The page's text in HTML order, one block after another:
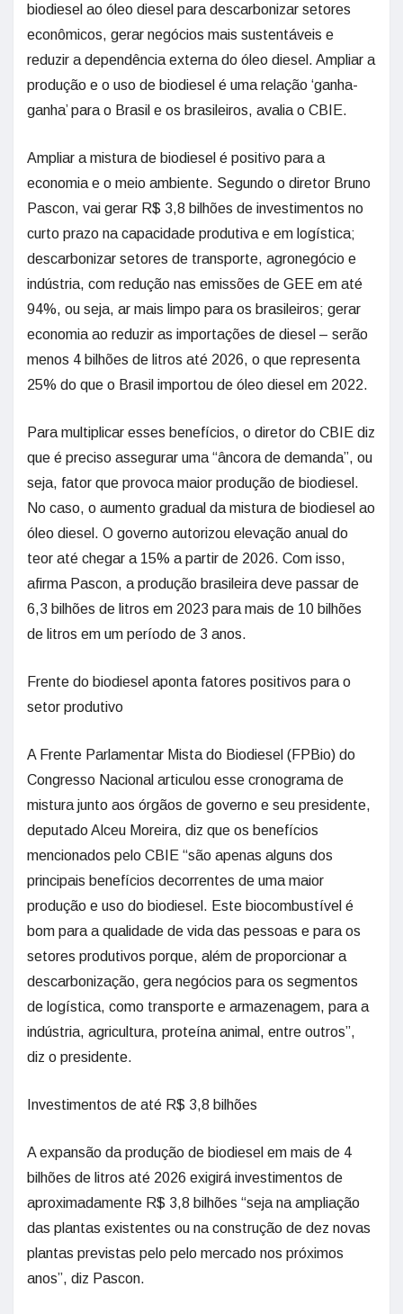
biodiesel ao óleo diesel para descarbonizar setores
econômicos, gerar negócios mais sustentáveis e
reduzir a dependência externa do óleo diesel. Ampliar a
produção e o uso de biodiesel é uma relação ‘ganha-
ganha’ para o Brasil e os brasileiros, avalia o CBIE.
Ampliar a mistura de biodiesel é positivo para a
economia e o meio ambiente. Segundo o diretor Bruno
Pascon, vai gerar R$ 3,8 bilhões de investimentos no
curto prazo na capacidade produtiva e em logística;
descarbonizar setores de transporte, agronegócio e
indústria, com redução nas emissões de GEE em até
94%, ou seja, ar mais limpo para os brasileiros; gerar
economia ao reduzir as importações de diesel – serão
menos 4 bilhões de litros até 2026, o que representa
25% do que o Brasil importou de óleo diesel em 2022.
Para multiplicar esses benefícios, o diretor do CBIE diz
que é preciso assegurar uma “âncora de demanda”, ou
seja, fator que provoca maior produção de biodiesel.
No caso, o aumento gradual da mistura de biodiesel ao
óleo diesel. O governo autorizou elevação anual do
teor até chegar a 15% a partir de 2026. Com isso,
afirma Pascon, a produção brasileira deve passar de
6,3 bilhões de litros em 2023 para mais de 10 bilhões
de litros em um período de 3 anos.
Frente do biodiesel aponta fatores positivos para o
setor produtivo
A Frente Parlamentar Mista do Biodiesel (FPBio) do
Congresso Nacional articulou esse cronograma de
mistura junto aos órgãos de governo e seu presidente,
deputado Alceu Moreira, diz que os benefícios
mencionados pelo CBIE “são apenas alguns dos
principais benefícios decorrentes de uma maior
produção e uso do biodiesel. Este biocombustível é
bom para a qualidade de vida das pessoas e para os
setores produtivos porque, além de proporcionar a
descarbonização, gera negócios para os segmentos
de logística, como transporte e armazenagem, para a
indústria, agricultura, proteína animal, entre outros”,
diz o presidente.
Investimentos de até R$ 3,8 bilhões
A expansão da produção de biodiesel em mais de 4
bilhões de litros até 2026 exigirá investimentos de
aproximadamente R$ 3,8 bilhões “seja na ampliação
das plantas existentes ou na construção de dez novas
plantas previstas pelo pelo mercado nos próximos
anos”, diz Pascon.